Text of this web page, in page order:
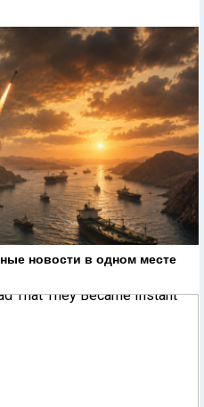
новости в одном месте